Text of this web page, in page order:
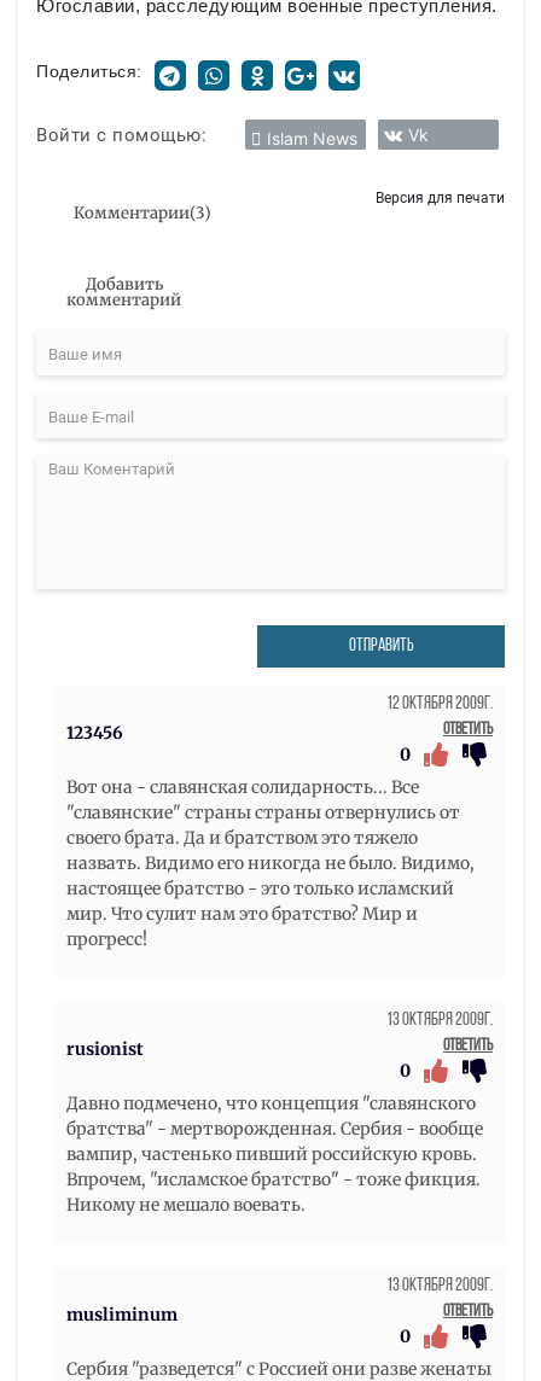
Югославии, расследующим военные преступления.
Поделиться:
Войти с помощью: Islam News Vk
Комментарии(3)
Версия для печати
Добавить
комментарий
ОТПРАВИТЬ
123456
12 Октября 2009г.
Ответить
0
Вот она - славянская солидарность... Все
"славянские" страны страны отвернулись от
своего брата. Да и братством это тяжело
назвать. Видимо его никогда не было. Видимо,
настоящее братство - это только исламский
мир. Что сулит нам это братство? Мир и
прогресс!
rusionist
13 Октября 2009г.
Ответить
0
Давно подмечено, что концепция "славянского
братства" - мертворожденная. Сербия - вообще
вампир, частенько пивший российскую кровь.
Впрочем, "исламское братство" - тоже фикция.
Никому не мешало воевать.
musliminum
13 Октября 2009г.
Ответить
0
Сербия "разведется" с Россией они разве женаты